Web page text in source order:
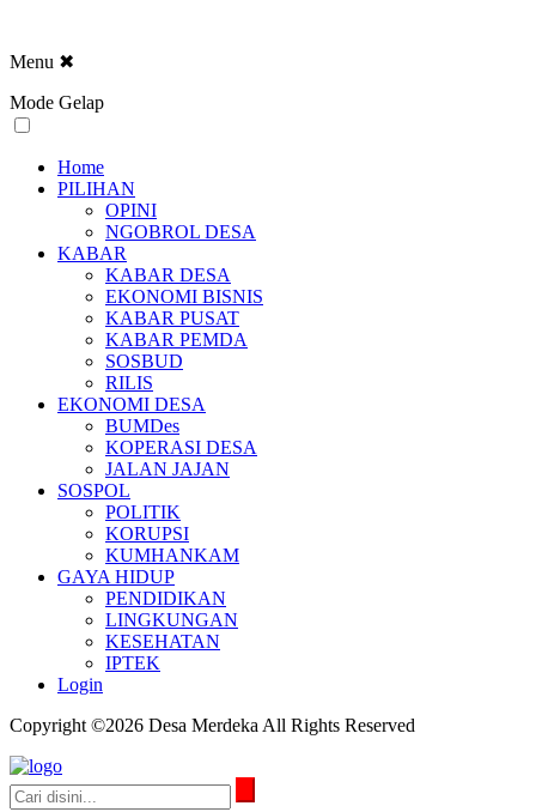
Menu ✖
Mode Gelap
Home
PILIHAN
OPINI
NGOBROL DESA
KABAR
KABAR DESA
EKONOMI BISNIS
KABAR PUSAT
KABAR PEMDA
SOSBUD
RILIS
EKONOMI DESA
BUMDes
KOPERASI DESA
JALAN JAJAN
SOSPOL
POLITIK
KORUPSI
KUMHANKAM
GAYA HIDUP
PENDIDIKAN
LINGKUNGAN
KESEHATAN
IPTEK
Login
Copyright ©2026 Desa Merdeka All Rights Reserved